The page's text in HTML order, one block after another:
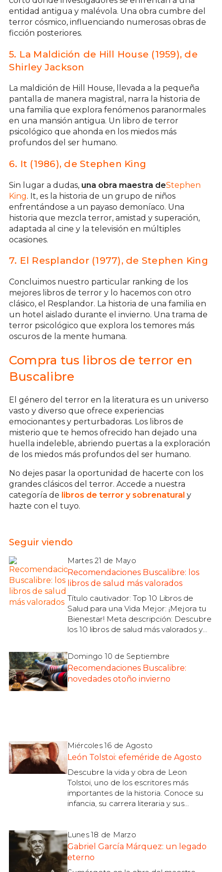
entidad antigua y malévola. Una obra cumbre del
terror cósmico, influenciando numerosas obras de
ficción posteriores.
5. La Maldición de Hill House (1959), de
Shirley Jackson
La maldición de Hill House, llevada a la pequeña
pantalla de manera magistral, narra la historia de
una familia que explora fenómenos paranormales
en una mansión antigua. Un libro de terror
psicológico que ahonda en los miedos más
profundos del ser humano.
6. It (1986), de Stephen King
Sin lugar a dudas, una obra maestra deStephen
King. It, es la historia de un grupo de niños
enfrentándose a un payaso demoníaco. Una
historia que mezcla terror, amistad y superación,
adaptada al cine y la televisión en múltiples
ocasiones.
7. El Resplandor (1977), de Stephen King
Concluimos nuestro particular ranking de los
mejores libros de terror y lo hacemos con otro
clásico, el Resplandor. La historia de una familia en
un hotel aislado durante el invierno. Una trama de
terror psicológico que explora los temores más
oscuros de la mente humana.
Compra tus libros de terror en
Buscalibre
El género del terror en la literatura es un universo
vasto y diverso que ofrece experiencias
emocionantes y perturbadoras. Los libros de
misterio que te hemos ofrecido han dejado una
huella indeleble, abriendo puertas a la exploración
de los miedos más profundos del ser humano.
No dejes pasar la oportunidad de hacerte con los
grandes clásicos del terror. Accede a nuestra
categoría de libros de terror y sobrenatural y
hazte con el tuyo.
Seguir viendo
Martes 21 de Mayo
Recomendaciones Buscalibre: los
libros de salud más valorados
Título cautivador: Top 10 Libros de
Salud para una Vida Mejor: ¡Mejora tu
Bienestar! Meta descripción: Descubre
los 10 libros de salud más valorados y
tu alimentación, estado físico y
bienestar general! Encuentra tu
próxima lectura en Buscalibre.
Domingo 10 de Septiembre
Recomendaciones Buscalibre:
novedades otoño invierno
Miércoles 16 de Agosto
León Tolstoi: efeméride de Agosto
Descubre la vida y obra de Leon
Tolstoi, uno de los escritores más
importantes de la historia. Conoce su
infancia, su carrera literaria y sus
Lunes 18 de Marzo
Gabriel García Márquez: un legado
eterno